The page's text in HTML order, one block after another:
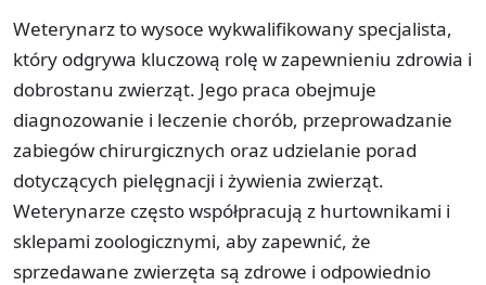
Weterynarz to wysoce wykwalifikowany specjalista,
który odgrywa kluczową rolę w zapewnieniu zdrowia i
dobrostanu zwierząt. Jego praca obejmuje
diagnozowanie i leczenie chorób, przeprowadzanie
zabiegów chirurgicznych oraz udzielanie porad
dotyczących pielęgnacji i żywienia zwierząt.
Weterynarze często współpracują z hurtownikami i
sklepami zoologicznymi, aby zapewnić, że
sprzedawane zwierzęta są zdrowe i odpowiednio